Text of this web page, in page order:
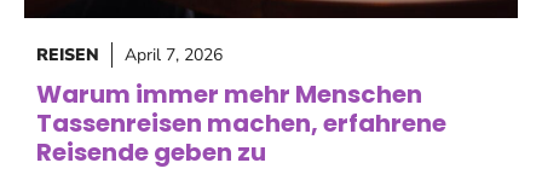
REISEN April 7, 2026
Warum immer mehr Menschen
Tassenreisen machen, erfahrene
Reisende geben zu